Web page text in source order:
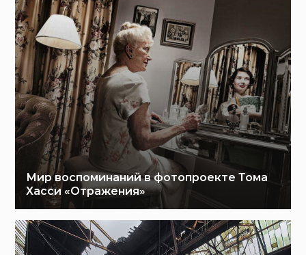
Мир воспоминаний в фотопроекте Тома
Хасси «Отражения»